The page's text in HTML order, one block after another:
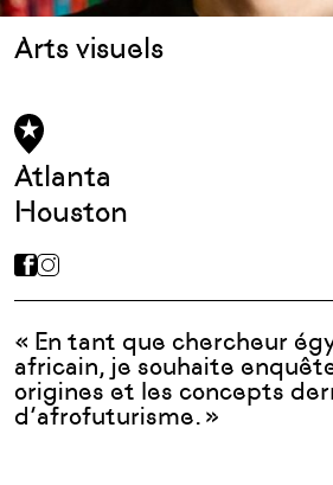
Arts visuels
Atlanta
Houston
« En tant que chercheur
africain, je souhaite
origines et les concepts
d’afrofuturisme. »